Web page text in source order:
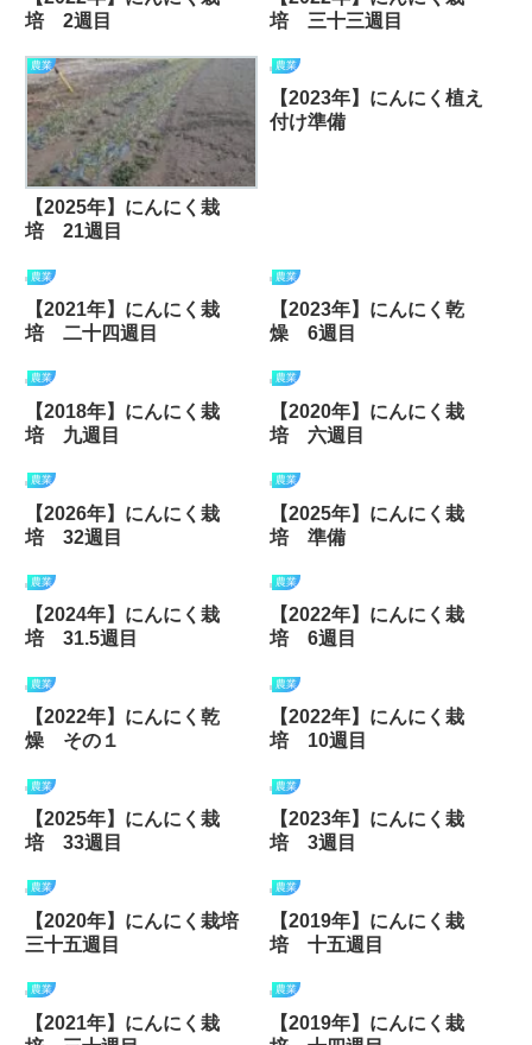
培 2週目
培 三十三週目
農業
【2025年】にんにく栽
培 21週目
農業
【2023年】にんにく植え
付け準備
農業
【2021年】にんにく栽
培 二十四週目
農業
【2023年】にんにく乾
燥 6週目
農業
【2018年】にんにく栽
培 九週目
農業
【2020年】にんにく栽
培 六週目
農業
【2026年】にんにく栽
培 32週目
農業
【2025年】にんにく栽
培 準備
農業
【2024年】にんにく栽
培 31.5週目
農業
【2022年】にんにく栽
培 6週目
農業
【2022年】にんにく乾
燥 その１
農業
【2022年】にんにく栽
培 10週目
農業
【2025年】にんにく栽
培 33週目
農業
【2023年】にんにく栽
培 3週目
農業
【2020年】にんにく栽培
三十五週目
農業
【2019年】にんにく栽
培 十五週目
農業
【2021年】にんにく栽
農業
【2019年】にんにく栽